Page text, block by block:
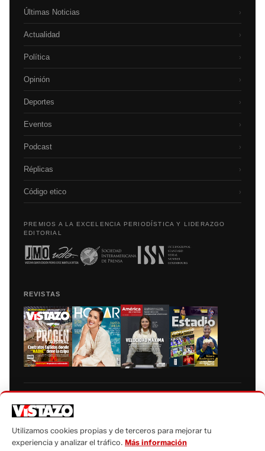
Últimas Noticias ›
Actualidad ›
Política ›
Opinión ›
Deportes ›
Eventos ›
Podcast ›
Réplicas ›
Código etico ›
PREMIOS A LA EXCELENCIA PERIODÍSTICA Y LIDERAZGO
EDITORIAL
REVISTAS
autorización escrita de su titular, de todos los contenidos de Vistazo.com.
Utilizamos cookies propias y de terceros para mejorar tu
experiencia y analizar el tráfico. Más información